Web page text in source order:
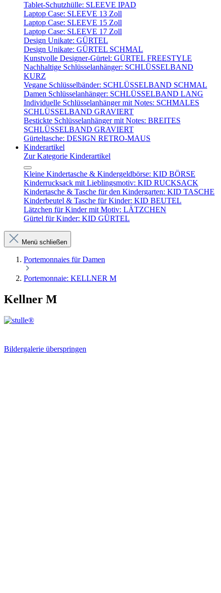
Tablet-Schutzhülle: SLEEVE IPAD
Laptop Case: SLEEVE 13 Zoll
Laptop Case: SLEEVE 15 Zoll
Laptop Case: SLEEVE 17 Zoll
Design Unikate: GÜRTEL
Design Unikate: GÜRTEL SCHMAL
Kunstvolle Designer-Gürtel: GÜRTEL FREESTYLE
Nachhaltige Schlüsselanhänger: SCHLÜSSELBAND
KURZ
Vegane Schlüsselbänder: SCHLÜSSELBAND SCHMAL
Damen Schlüsselanhänger: SCHLÜSSELBAND LANG
Individuelle Schlüsselanhänger mit Notes: SCHMALES
SCHLÜSSELBAND GRAVIERT
Bestickte Schlüsselanhänger mit Notes: BREITES
SCHLÜSSELBAND GRAVIERT
Gürteltasche: DESIGN RETRO-MAUS
Kinderartikel
Zur Kategorie Kinderartikel
Kleine Kindertasche & Kindergeldbörse: KID BÖRSE
Kinderrucksack mit Lieblingsmotiv: KID RUCKSACK
Kindertasche & Tasche für den Kindergarten: KID TASCHE
Kinderbeutel & Tasche für Kinder: KID BEUTEL
Lätzchen für Kinder mit Motiv: LÄTZCHEN
Gürtel für Kinder: KID GÜRTEL
Menü schließen
Portemonnaies für Damen
Portemonnaie: KELLNER M
Kellner M
Bildergalerie überspringen